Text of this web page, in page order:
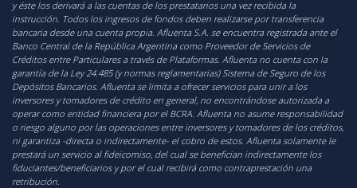
y éste los derivará a las cuentas de los prestatarios una vez recibida la
instrucción. Todos los ingresos de fondos deben realizarse por transferencia
bancaria desde una cuenta propia. Afluenta S.A. se encuentra registrada ante el
Banco Central de la República Argentina como Proveedor de Servicios de
Créditos entre Particulares a través de Plataformas. Afluenta no cuenta con la
garantía de la Ley 24.485 (y normas reglamentarias) Sistema de Seguro de los
Depósitos Bancarios. Afluenta se limita a ofrecer servicios para unir a los
inversores y tomadores de crédito en general, no encontrándose autorizada a
operar como entidad financiera por el BCRA. Afluenta no asume responsabilidad
o riesgo alguno por las operaciones entre inversores y tomadores de los créditos,
ni garantiza -directa o indirectamente- el cobro de estos. Afluenta solamente le
prestará un servicio al fideicomiso, del cual se benefician indirectamente los
fiduciantes/beneficiarios y por el cual recibirá como contraprestación una
retribución.